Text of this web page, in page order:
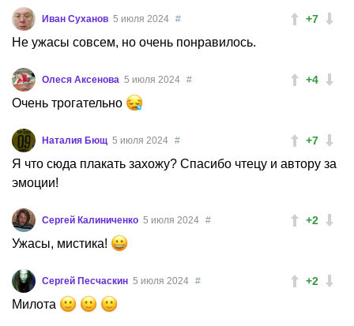
+7
Иван Суханов 5 июля 2024 #
Не ужасы совсем, но очень понравилось.
+4
Олеся Аксенова 5 июля 2024 #
Очень трогательно
+7
Наталия Бющ 5 июля 2024 #
Я что сюда плакать захожу? Спасибо чтецу и автору за
эмоции!
+2
Сергей Калиниченко 5 июля 2024 #
Ужасы, мистика!
+2
Сергей Песчаскин 5 июля 2024 #
Милота